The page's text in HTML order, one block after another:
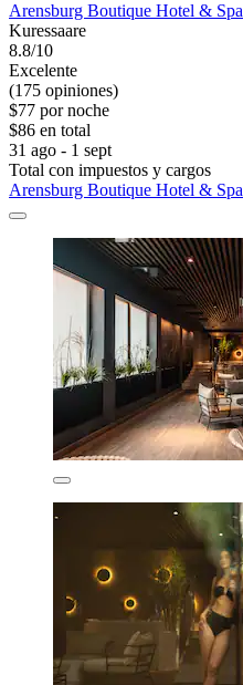
Arensburg Boutique Hotel & Spa
Kuressaare
8.8/10
Excelente
(175 opiniones)
$77 por noche
$86 en total
31 ago - 1 sept
Total con impuestos y cargos
Arensburg Boutique Hotel & Spa